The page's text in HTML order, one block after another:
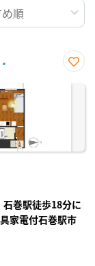
に入
石巻駅徒歩18分に
家電付石巻駅市